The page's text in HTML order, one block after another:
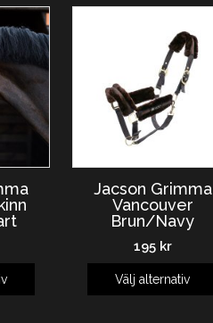
Jacson Grimma
Vancouver
Brun/Navy
195 kr
Välj alternativ